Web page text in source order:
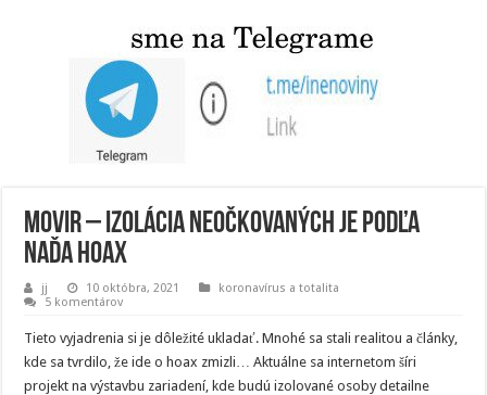
MOVIR – izolácia neočkovaných je podľa
Naďa hoax
jj 10 októbra, 2021
koronavírus a totalita
5 komentárov
Tieto vyjadrenia si je dôležité ukladať. Mnohé sa stali realitou a články,
kde sa tvrdilo, že ide o hoax zmizli… Aktuálne sa internetom šíri
projekt na výstavbu zariadení, kde budú izolované osoby detailne